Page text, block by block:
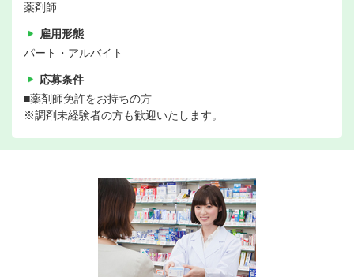
薬剤師
雇用形態
パート・アルバイト
応募条件
■薬剤師免許をお持ちの方
※調剤未経験者の方も歓迎いたします。